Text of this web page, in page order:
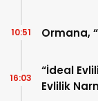
Ormana,
10:51
“İdeal
Evlilik
16:03